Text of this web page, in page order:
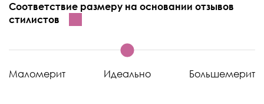
Соответствие размеру на основании отзывов
стилистов
Маломерит Идеально Большемерит